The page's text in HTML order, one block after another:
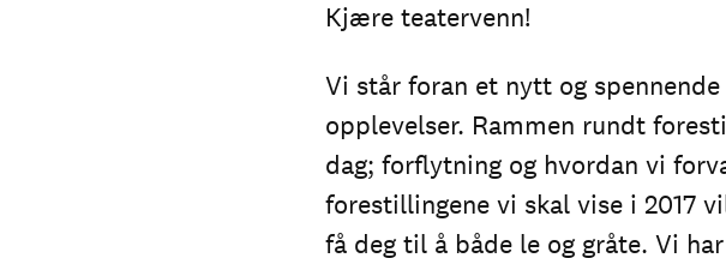
Kjære teatervenn!
Vi står foran et nytt og
opplevelser. Rammen rundt
dag; forflytning og hvordan vi
forestillingene vi skal vise i 2017
få deg til å både le og gråte. Vi